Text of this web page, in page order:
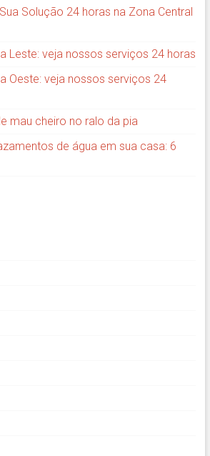
Solução 24 horas na Zona Central
Leste: veja nossos serviços 24 horas
Oeste: veja nossos serviços 24
mau cheiro no ralo da pia
de água em sua casa: 6